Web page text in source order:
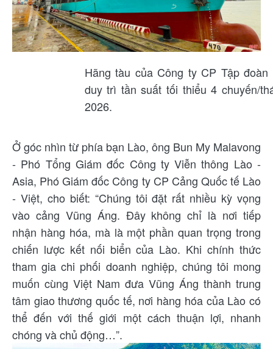
Hãng tàu của Công ty CP Tập
duy trì tần suất tối thiểu 4 chuyến/
2026.
Ở góc nhìn từ phía bạn Lào, ông Bun My Malavong
- Phó Tổng Giám đốc Công ty Viễn thông Lào -
Asia, Phó Giám đốc Công ty CP Cảng Quốc tế Lào
- Việt, cho biết: “Chúng tôi đặt rất nhiều kỳ vọng
vào cảng Vũng Áng. Đây không chỉ là nơi tiếp
nhận hàng hóa, mà là một phần quan trọng trong
chiến lược kết nối biển của Lào. Khi chính thức
tham gia chi phối doanh nghiệp, chúng tôi mong
muốn cùng Việt Nam đưa Vũng Áng thành trung
tâm giao thương quốc tế, nơi hàng hóa của Lào có
thể đến với thế giới một cách thuận lợi, nhanh
chóng và chủ động…”.